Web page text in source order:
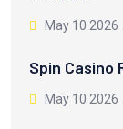
May 10 2026
Spin Casino
May 10 2026